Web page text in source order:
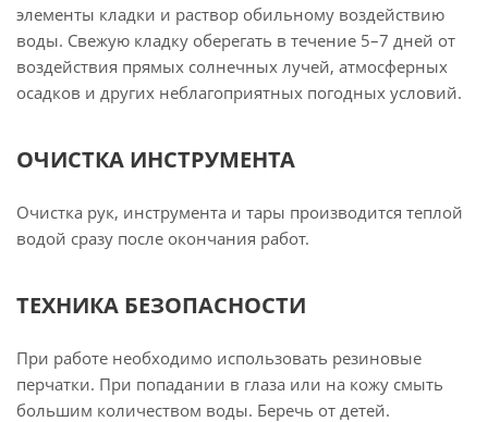
элементы кладки и раствор обильному воздействию
воды. Свежую кладку оберегать в течение 5–7 дней от
воздействия прямых солнечных лучей, атмосферных
осадков и других неблагоприятных погодных условий.
ОЧИСТКА ИНСТРУМЕНТА
Очистка рук, инструмента и тары производится теплой
водой сразу после окончания работ.
ТЕХНИКА БЕЗОПАСНОСТИ
При работе необходимо использовать резиновые
перчатки. При попадании в глаза или на кожу смыть
большим количеством воды. Беречь от детей.